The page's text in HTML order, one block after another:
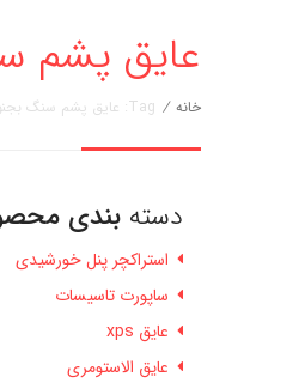
عایق پشم سنگ
خانه / Tag: عایق پشم سنگ بجنورد
دسته بندی
استراکچر پنل خورشیدی
ساپورت تاسیسات
عایق xps
عایق الاستومری